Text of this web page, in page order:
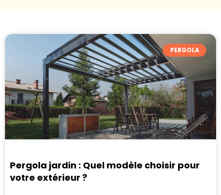
PERGOLA
Pergola jardin : Quel modèle choisir pour
votre extérieur ?